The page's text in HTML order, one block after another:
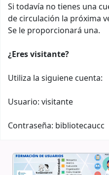
Si todavía no tienes una
de circulación la próxima
Se le proporcionará una.
¿Eres visitante?
Utiliza la siguiene cuenta:
Usuario: visitante
Contraseña: bibliotecaucc